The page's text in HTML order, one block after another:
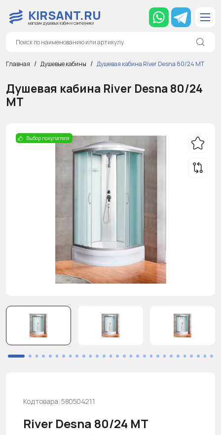
KIRSANT.RU
магазин душевых кабин и сантехники
Главная Душевые кабины Душевая кабина River Desna 80/24 МТ
Душевая кабина River Desna 80/24
МТ
Выбор покупателя
Код товара: 580504211
River Desna 80/24 МТ